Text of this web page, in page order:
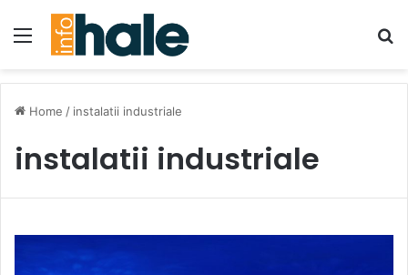
Menu
Home / instalatii industriale
instalatii industriale